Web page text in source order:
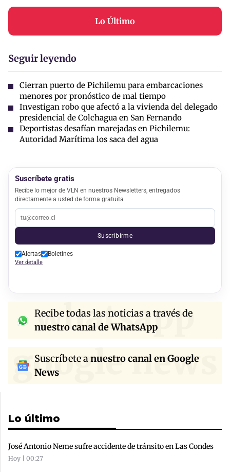
Lo Último
Seguir leyendo
Cierran puerto de Pichilemu para embarcaciones
menores por pronóstico de mal tiempo
Investigan robo que afectó a la vivienda del delegado
presidencial de Colchagua en San Fernando
Deportistas desafían marejadas en Pichilemu:
Autoridad Marítima los saca del agua
Suscríbete gratis
Recibe lo mejor de VLN en nuestros Newsletters, entregados
directamente a usted de forma gratuita
Suscribirme
Alertas Boletines
Ver detalle
whatsapp
Recibe todas las noticias a través de
nuestro canal de WhatsApp
google news
Suscríbete anuestro canal en Google
News
Lo último
José Antonio Neme sufre accidente de tránsito en Las Condes
Hoy | 00:27